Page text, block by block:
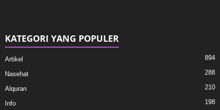
KATEGORI YANG POPULER
Artikel 894
Nasehat 288
Alquran 210
Info 198